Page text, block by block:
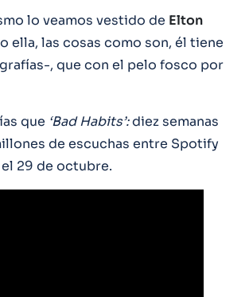
lo veamos vestido de Elton
ella, las cosas como son, él tiene
, que con el pelo fosco por
que ‘Bad Habits’:diez semanas
de escuchas entre Spotify
29 de octubre.